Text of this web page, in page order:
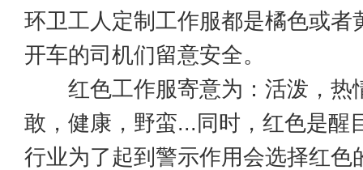
环卫工人定制工作服都是橘色或者
开车的司机们留意安全。
红色工作服寄意为：活泼，热
敢，健康，野蛮...同时，红色是醒
行业为了起到警示作用会选择红色